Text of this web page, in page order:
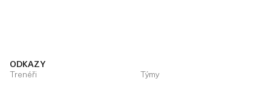
ODKAZY
Trenéři
Týmy